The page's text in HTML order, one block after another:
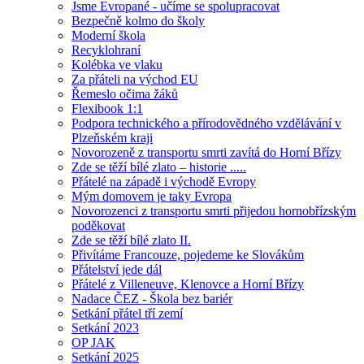
Jsme Evropané - učíme se spolupracovat
Bezpečně kolmo do školy
Moderní škola
Recyklohraní
Kolébka ve vlaku
Za přáteli na východ EU
Řemeslo očima žáků
Flexibook 1:1
Podpora technického a přírodovědného vzdělávání v
Plzeňském kraji
Novorozeně z transportu smrti zavítá do Horní Břízy
Zde se těží bílé zlato – historie .....
Přátelé na západě i východě Evropy
Mým domovem je taky Evropa
Novorozenci z transportu smrti přijedou hornobřízským
poděkovat
Zde se těží bílé zlato II.
Přivítáme Francouze, pojedeme ke Slovákům
Přátelství jede dál
Přátelé z Villeneuve, Klenovce a Horní Břízy
Nadace ČEZ - Škola bez bariér
Setkání přátel tří zemí
Setkání 2023
OP JAK
Setkání 2025